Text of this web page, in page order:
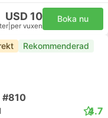
USD 10
per vuxen
Boka nu
Rekommenderad
#810
4.7